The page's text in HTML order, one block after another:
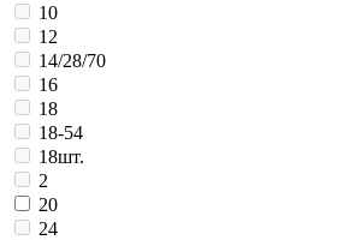
10
12
14/28/70
16
18
18-54
18шт.
2
20
24